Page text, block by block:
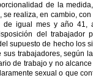
de la
se realiza, en cambio,
de igual mes y año 41,
del trabajador
supuesto de hecho los
sus trabajadores, según
de trabajo y no
sexual o que